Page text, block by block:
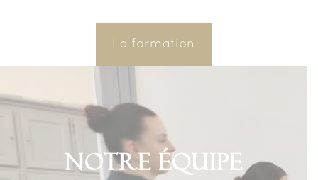
La formation
NOTRE ÉQUIPE